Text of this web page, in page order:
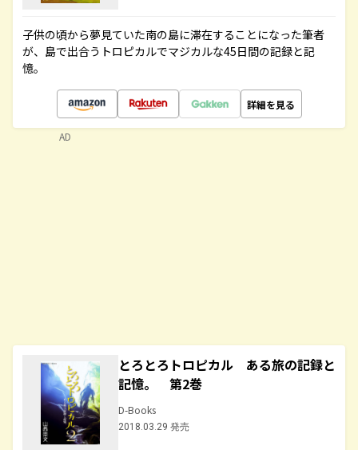
子供の頃から夢見ていた南の島に滞在することになった筆者
が、島で出合うトロピカルでマジカルな45日間の記録と記
憶。
詳細を見る
とろとろトロピカル ある旅の記録と
記憶。 第2巻
D-Books
2018.03.29 発売
AD